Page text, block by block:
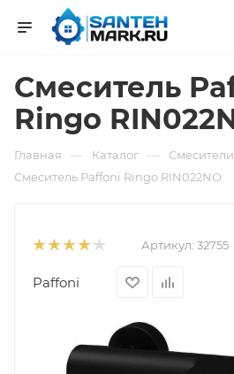
Смеситель
Ringo
Главная — Каталог — Смесители
Смеситель Paffoni Ringo RIN022NO
Артикул: 32755
Paffoni